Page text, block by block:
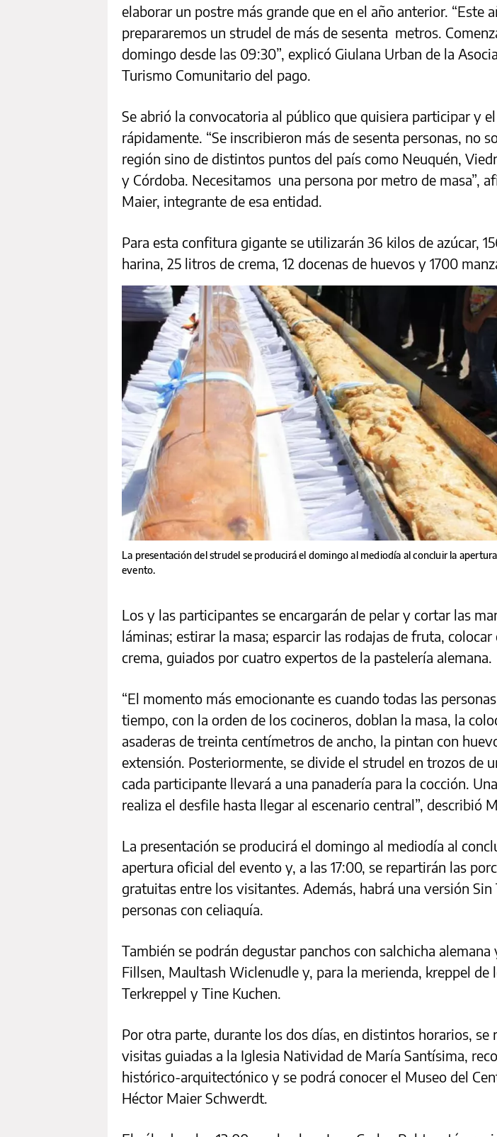
elaborar un postre más grande que en el año anterior. “Este
prepararemos un strudel de más de sesenta metros.
domingo desde las 09:30”, explicó Giulana Urban de la
Turismo Comunitario del pago.
Se abrió la convocatoria al público que quisiera participar y
rápidamente. “Se inscribieron más de sesenta personas, no
región sino de distintos puntos del país como Neuquén,
y Córdoba. Necesitamos una persona por metro de masa”,
Maier, integrante de esa entidad.
Para esta confitura gigante se utilizarán 36 kilos de azúcar,
harina, 25 litros de crema, 12 docenas de huevos y 1700
La presentación del strudel se producirá el domingo al mediodía al concluir la
evento.
Los y las participantes se encargarán de pelar y cortar las
láminas; estirar la masa; esparcir las rodajas de fruta, colocar
crema, guiados por cuatro expertos de la pastelería alemana.
“El momento más emocionante es cuando todas las
tiempo, con la orden de los cocineros, doblan la masa, la
asaderas de treinta centímetros de ancho, la pintan con
extensión. Posteriormente, se divide el strudel en trozos de
cada participante llevará a una panadería para la cocción.
realiza el desfile hasta llegar al escenario central”, describió
La presentación se producirá el domingo al mediodía al
apertura oficial del evento y, a las 17:00, se repartirán las
gratuitas entre los visitantes. Además, habrá una versión Sin
personas con celiaquía.
También se podrán degustar panchos con salchicha alemana
Fillsen, Maultash Wiclenudle y, para la merienda, kreppel de
Terkreppel y Tine Kuchen.
Por otra parte, durante los dos días, en distintos horarios, se
visitas guiadas a la Iglesia Natividad de María Santísima,
histórico-arquitectónico y se podrá conocer el Museo del
Héctor Maier Schwerdt.